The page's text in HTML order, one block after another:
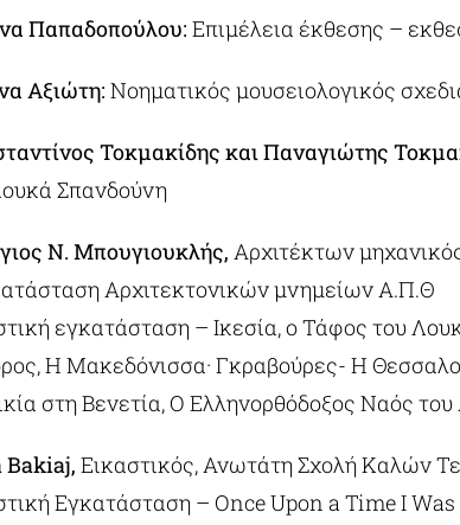
Παπαδοπούλου: Επιμέλεια έκθεσης –
Αξιώτη: Νοηματικός μουσειολογικός
Τοκμακίδης και Παναγιώτης
Σπανδούνη
Ν. Μπουγιουκλής, Αρχιτέκτων
Αρχιτεκτονικών μνημείων Α.Π.Θ
εγκατάσταση – Ικεσία, ο Τάφος του
Η Μακεδόνισσα· Γκραβούρες- Η
στη Βενετία, Ο Ελληνορθόδοξος Ναός
Bakiaj, Εικαστικός, Ανωτάτη Σχολή Καλών
Εγκατάσταση – Once Upon a Time I